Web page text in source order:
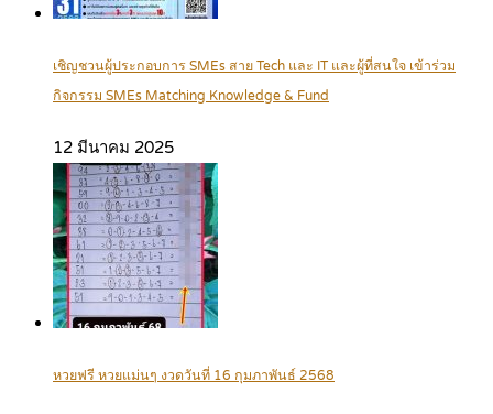
เชิญชวนผู้ประกอบการ SMEs สาย Tech และ IT และผู้ที่สนใจ เข้าร่วม
กิจกรรม SMEs Matching Knowledge & Fund
12 มีนาคม 2025
หวยฟรี หวยแม่นๆ งวดวันที่ 16 กุมภาพันธ์ 2568